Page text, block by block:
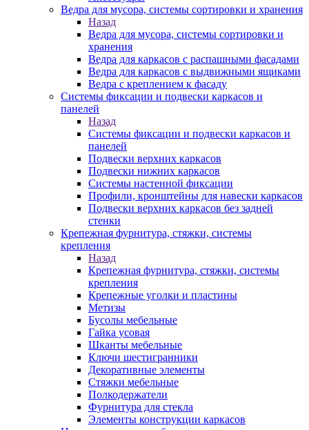
Ведра для мусора, системы сортировки и хранения
Назад
Ведра для мусора, системы сортировки и
хранения
Ведра для каркасов с распашными фасадами
Ведра для каркасов с выдвижными ящиками
Ведра с креплением к фасаду
Системы фиксации и подвески каркасов и
панелей
Назад
Системы фиксации и подвески каркасов и
панелей
Подвески верхних каркасов
Подвески нижних каркасов
Системы настенной фиксации
Профили, кронштейны для навески каркасов
Подвески верхних каркасов без задней
стенки
Крепежная фурнитура, стяжки, системы
крепления
Назад
Крепежная фурнитура, стяжки, системы
крепления
Крепежные уголки и пластины
Метизы
Бусолы мебельные
Гайка усовая
Шканты мебельные
Ключи шестигранники
Декоративные элементы
Стяжки мебельные
Полкодержатели
Фурнитура для стекла
Элементы конструкции каркасов